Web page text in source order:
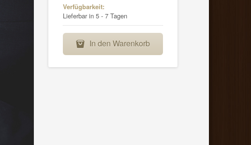
Verfügbarkeit:
Lieferbar in 5 - 7 Tagen
B In den Warenkorb